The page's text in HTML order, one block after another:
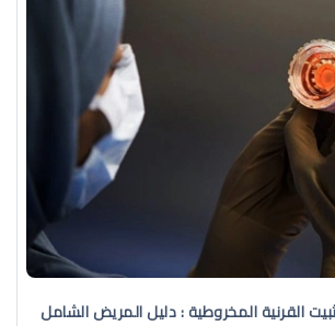
القرنية المخروطية : دليل المريض الشامل